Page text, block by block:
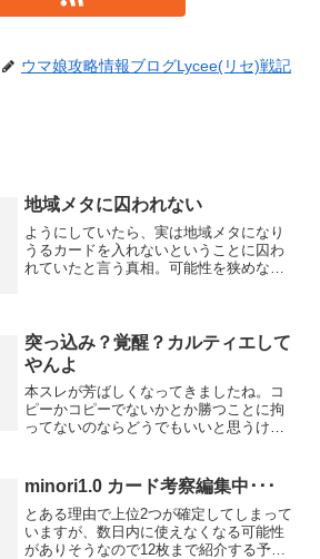
ウマ娘攻略情報ブログLycee(リセ)戦記
地域メタに囚われない
ようにしていたら、実は地域メタになり
うるカードを入れないということに囚わ
れていたと言う真相。可能性を狭めない
雪ドロップ ×相手水羽コ...
突っ込み？覚醒？カルティエして
やんよ
本スレが芳ばしくなってきましたね。コ
ピーかコピーでないかとか勝つことに拘
ってないのならどうでもいいと思うけど
ム ×相手初手メレム、観鈴、エセル。こ
ちら自ターンに転校...
minori1.0 カード考察編集中･･･
とある理由で上位2つが確定してしまって
いますが、数日内に使えなくなる可能性
がありそうなので12枚まで紹介する予定